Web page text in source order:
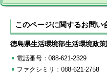
このページに関するお問い
徳島県生活環境部生活環境政
電話番号：088-621-2329
ファクシミリ：088-621-2758